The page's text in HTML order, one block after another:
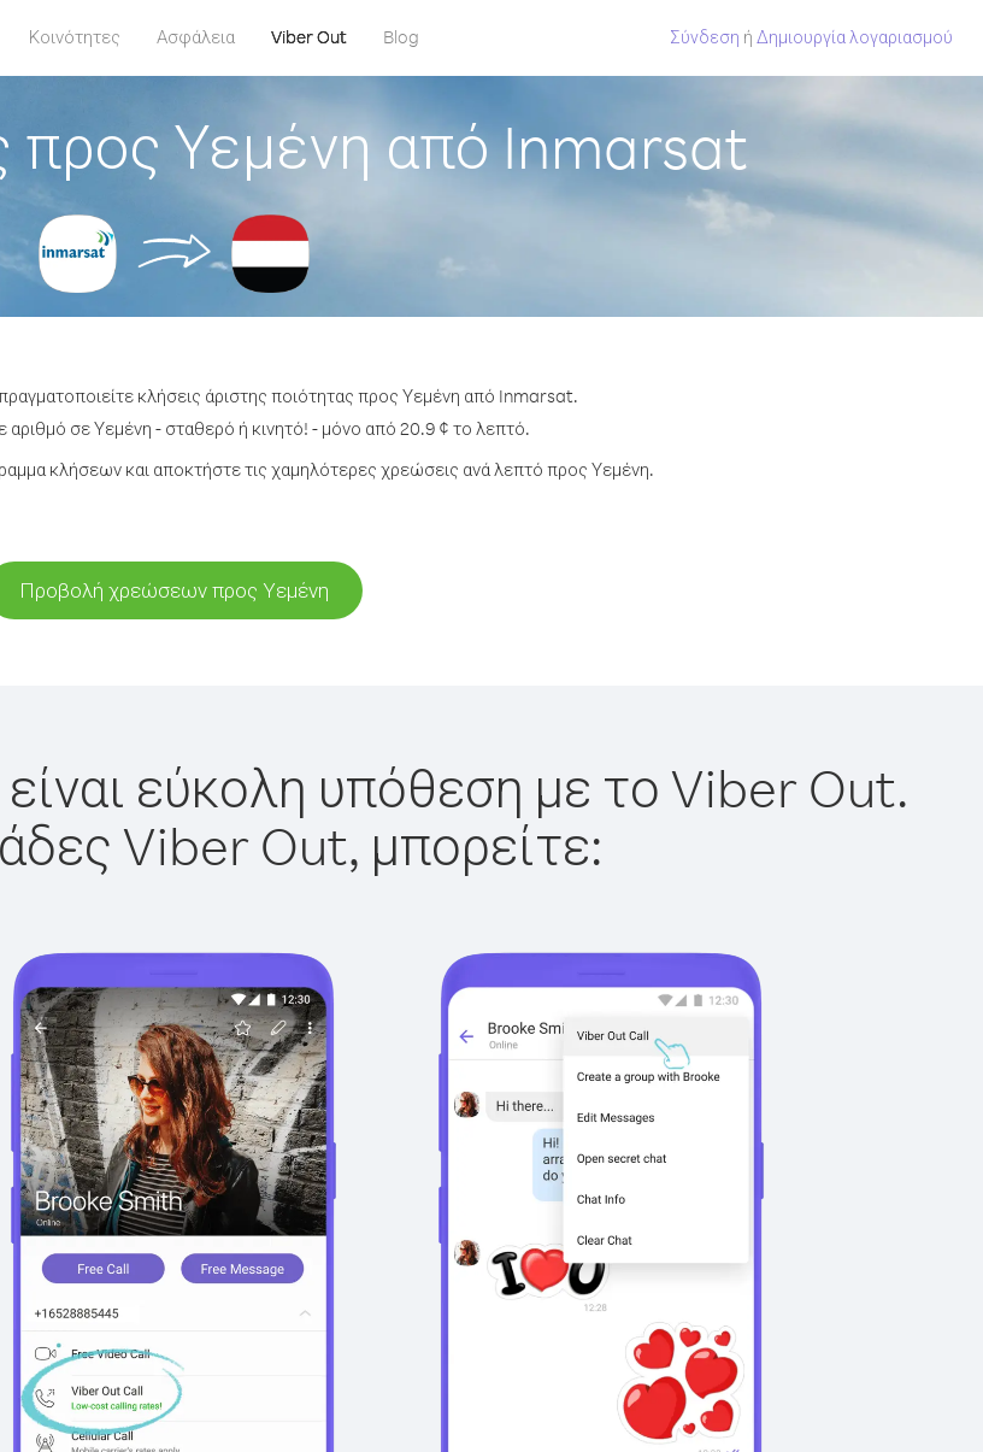
Κοινότητες Ασφάλεια Viber Out Blog Σύνδεση ή Δημιουργία λογαριασμού
προς Υεμένη από Inmarsat
κλήσεις άριστης ποιότητας προς Υεμένη από Inmarsat.
σε Υεμένη - σταθερό ή κινητό! - μόνο από 20.9 ¢ το λεπτό.
κλήσεων και αποκτήστε τις χαμηλότερες χρεώσεις ανά λεπτό προς Υεμένη.
Προβολή χρεώσεων προς Υεμένη
εύκολη υπόθεση με το Viber Out.
Viber Out, μπορείτε: